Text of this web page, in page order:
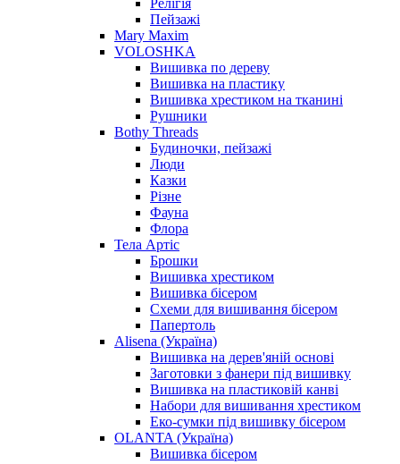
Пейзажі
Mary Maxim
VOLOSHKA
Вишивка по дереву
Вишивка на пластику
Вишивка хрестиком на тканині
Рушники
Bothy Threads
Будиночки, пейзажі
Люди
Казки
Різне
Фауна
Флора
Тела Артіс
Брошки
Вишивка хрестиком
Вишивка бісером
Схеми для вишивання бісером
Папертоль
Alisena (Україна)
Вишивка на дерев'яній основі
Заготовки з фанери під вишивку
Вишивка на пластиковій канві
Набори для вишивання хрестиком
Еко-сумки під вишивку бісером
OLANTA (Україна)
Вишивка бісером